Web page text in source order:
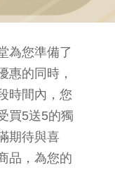
為您準備了
惠的同時，
時間內，您
買5送5的獨
期待與喜
品，為您的